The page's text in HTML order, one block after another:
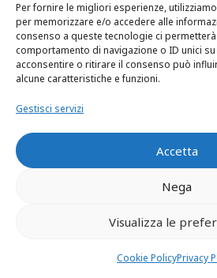
Per fornire le migliori esperienze,
per memorizzare e/o accedere alle
consenso a queste tecnologie ci
comportamento di navigazione o ID unici
acconsentire o ritirare il consenso può
alcune caratteristiche e funzioni.
Gestisci servizi
Accetta
Nega
Visualizza le
Cookie PolicyPrivacy
contraddittoria
sentenza di appello
corte ritenuto che
della madre di
figlio equivalesse a
della
terzo motivo
motivazione per
minimamente